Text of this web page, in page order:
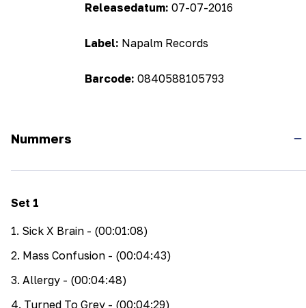
Releasedatum: 07-07-2016
Label: Napalm Records
Barcode: 0840588105793
Nummers
Set 1
1. Sick X Brain - (00:01:08)
2. Mass Confusion - (00:04:43)
3. Allergy - (00:04:48)
4. Turned To Grey - (00:04:29)